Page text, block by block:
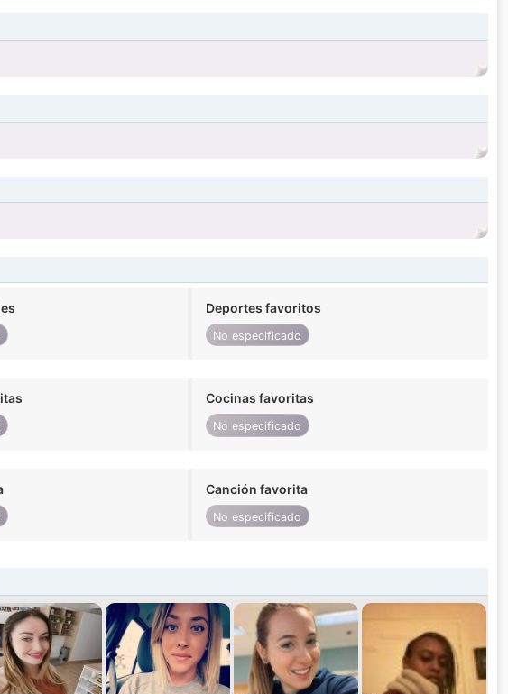
Deportes favoritos
No especificado
Cocinas favoritas
No especificado
Canción favorita
No especificado